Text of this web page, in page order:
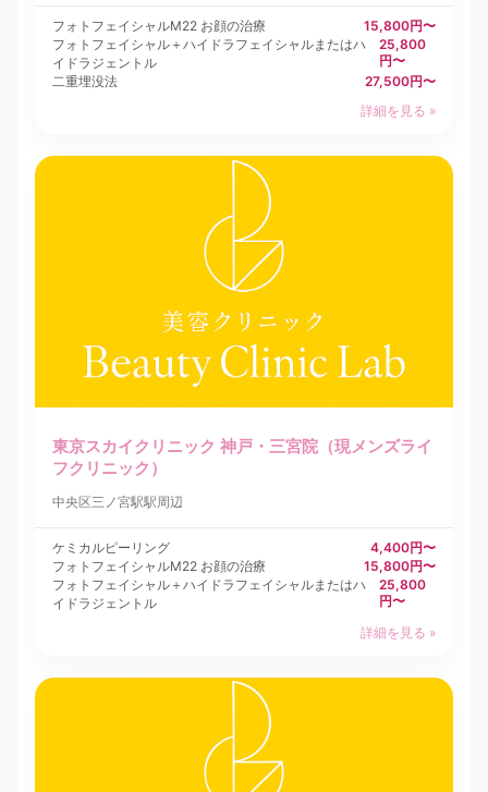
フォトフェイシャルM22 お顔の治療
15,800円〜
フォトフェイシャル＋ハイドラフェイシャルまたはハ
イドラジェントル
25,800
円〜
二重埋没法
27,500円〜
詳細を見る »
東京スカイクリニック 神戸・三宮院（現メンズライ
フクリニック）
中央区三ノ宮駅駅周辺
ケミカルピーリング
4,400円〜
フォトフェイシャルM22 お顔の治療
15,800円〜
フォトフェイシャル＋ハイドラフェイシャルまたはハ
イドラジェントル
25,800
円〜
詳細を見る »